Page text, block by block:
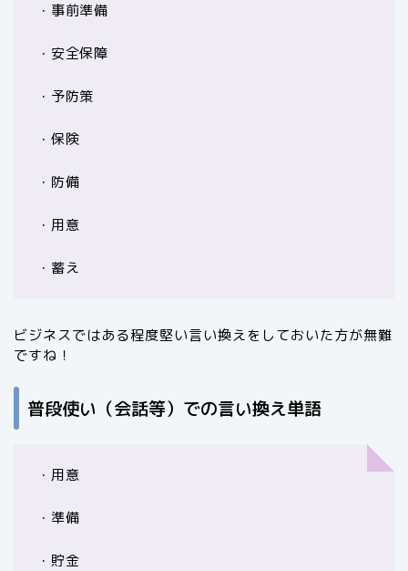
・事前準備
・安全保障
・予防策
・保険
・防備
・用意
・蓄え
ビジネスではある程度堅い言い換えをしておいた方が無難
ですね！
普段使い（会話等）での言い換え単語
・用意
・準備
・貯金